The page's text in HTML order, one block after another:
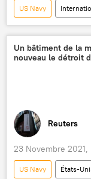
US Navy
Russie
destroyer
Joe Biden
Un bâtiment de la
nouveau le détroit
Reuters
23 Novembre 2021,
US Navy États-